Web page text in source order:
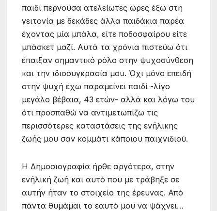
παιδί περνούσα ατελείωτες ώρες έξω στη
γειτονία με δεκάδες άλλα παιδάκια παρέα
έχοντας μία μπάλα, είτε ποδοσφαίρου είτε
μπάσκετ μαζί. Αυτά τα χρόνια πιστεύω ότι
έπαιξαν σημαντικό ρόλο στην ψυχοσύνθεση
και την ιδιοσυγκρασία μου. Όχι μόνο επειδή
στην ψυχή έχω παραμείνει παιδί -λίγο
μεγάλο βέβαια, 43 ετών- αλλά και λόγω του
ότι προσπαθώ να αντιμετωπίζω τις
περισσότερες καταστάσεις της ενήλικης
ζωής μου σαν κομμάτι κάποιου παιχνιδιού.
Η Δημοσιογραφία ήρθε αργότερα, στην
ενήλική ζωή και αυτό που με τράβηξε σε
αυτήν ήταν το στοιχείο της έρευνας. Από
πάντα θυμάμαι το εαυτό μου να ψάχνει…